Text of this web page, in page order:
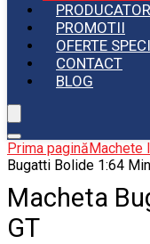
PROMOTII
OFERTE
CONTACT
BLOG
Prima paginăMachete
Bugatti Bolide 1:64
Macheta
GT